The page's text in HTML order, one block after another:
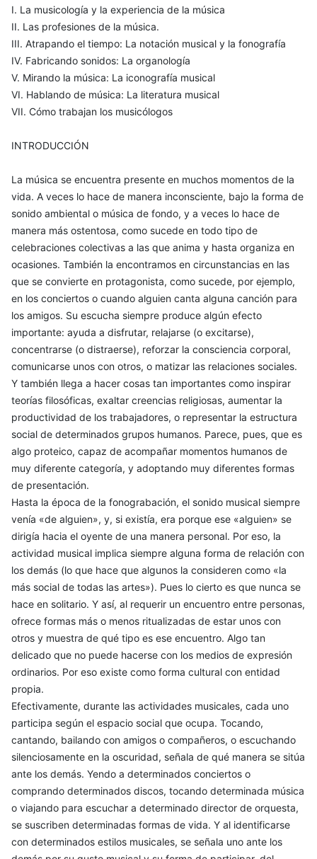
I. La musicología y la experiencia de la música
II. Las profesiones de la música.
III. Atrapando el tiempo: La notación musical y la fonografía
IV. Fabricando sonidos: La organología
V. Mirando la música: La iconografía musical
VI. Hablando de música: La literatura musical
VII. Cómo trabajan los musicólogos
INTRODUCCIÓN
La música se encuentra presente en muchos momentos de la
vida. A veces lo hace de manera inconsciente, bajo la forma de
sonido ambiental o música de fondo, y a veces lo hace de
manera más ostentosa, como sucede en todo tipo de
celebraciones colectivas a las que anima y hasta organiza en
ocasiones. También la encontramos en circunstancias en las
que se convierte en protagonista, como sucede, por ejemplo,
en los conciertos o cuando alguien canta alguna canción para
los amigos. Su escucha siempre produce algún efecto
importante: ayuda a disfrutar, relajarse (o excitarse),
concentrarse (o distraerse), reforzar la consciencia corporal,
comunicarse unos con otros, o matizar las relaciones sociales.
Y también llega a hacer cosas tan importantes como inspirar
teorías filosóficas, exaltar creencias religiosas, aumentar la
productividad de los trabajadores, o representar la estructura
social de determinados grupos humanos. Parece, pues, que es
algo proteico, capaz de acompañar momentos humanos de
muy diferente categoría, y adoptando muy diferentes formas
de presentación.
Hasta la época de la fonograbación, el sonido musical siempre
venía «de alguien», y, si existía, era porque ese «alguien» se
dirigía hacia el oyente de una manera personal. Por eso, la
actividad musical implica siempre alguna forma de relación con
los demás (lo que hace que algunos la consideren como «la
más social de todas las artes»). Pues lo cierto es que nunca se
hace en solitario. Y así, al requerir un encuentro entre personas,
ofrece formas más o menos ritualizadas de estar unos con
otros y muestra de qué tipo es ese encuentro. Algo tan
delicado que no puede hacerse con los medios de expresión
ordinarios. Por eso existe como forma cultural con entidad
propia.
Efectivamente, durante las actividades musicales, cada uno
participa según el espacio social que ocupa. Tocando,
cantando, bailando con amigos o compañeros, o escuchando
silenciosamente en la oscuridad, señala de qué manera se sitúa
ante los demás. Yendo a determinados conciertos o
comprando determinados discos, tocando determinada música
o viajando para escuchar a determinado director de orquesta,
se suscriben determinadas formas de vida. Y al identificarse
con determinados estilos musicales, se señala uno ante los